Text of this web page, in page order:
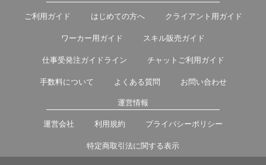
ご利用ガイド はじめての方へ クライアント用ガイド
ワーカー用ガイド スキル販売ガイド
仕事受発注ガイドライン チャットご利用ガイド
手数料について よくある質問 お問い合わせ
運営情報
運営会社 利用規約 プライバシーポリシー
特定商取引法に関する表示